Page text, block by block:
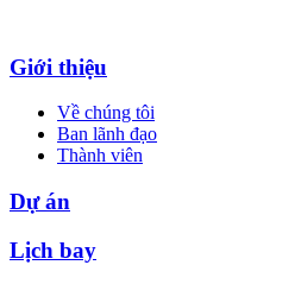
Giới thiệu
Về chúng tôi
Ban lãnh đạo
Thành viên
Dự án
Lịch bay